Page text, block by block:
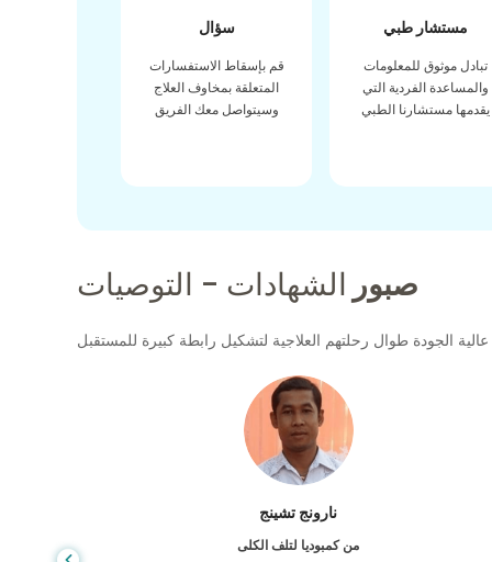
سؤال
قم بإسقاط الاستفسارات
المتعلقة بمخاوف العلاج
وسيتواصل معك الفريق
مستشار طبي
تبادل موثوق للمعلومات
والمساعدة الفردية التي
يقدمها مستشارنا الطبي
صبور الشهادات - التوصيات
نارونج تشينج
من كمبوديا لتلف الكلى